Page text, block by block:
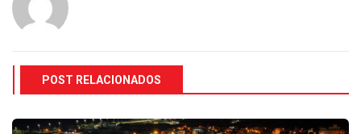
POST RELACIONADOS